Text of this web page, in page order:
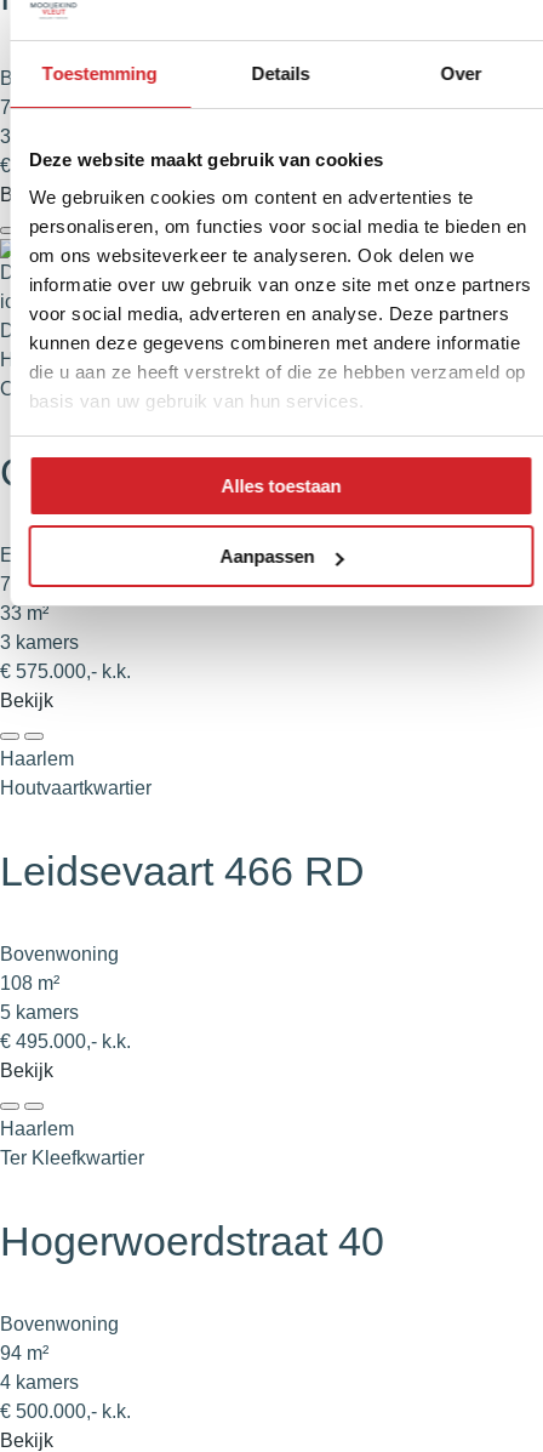
Toestemming Details Over
Deze website maakt gebruik van cookies
We gebruiken cookies om content en advertenties te
personaliseren, om functies voor social media te bieden en
om ons websiteverkeer te analyseren. Ook delen we
informatie over uw gebruik van onze site met onze partners
voor social media, adverteren en analyse. Deze partners
kunnen deze gegevens combineren met andere informatie
die u aan ze heeft verstrekt of die ze hebben verzameld op
basis van uw gebruik van hun services.
Alles toestaan
Aanpassen
Bovenwoning
71 m²
3 kamers
€ 549.000,- k.k.
Bekijk
Duurzaam
Haarlem
Oude Stad
Glasblazersstraat 4
Eengezinswoning
72 m²
33 m²
3 kamers
€ 575.000,- k.k.
Bekijk
Haarlem
Houtvaartkwartier
Leidsevaart 466 RD
Bovenwoning
108 m²
5 kamers
€ 495.000,- k.k.
Bekijk
Haarlem
Ter Kleefkwartier
Hogerwoerdstraat 40
Bovenwoning
94 m²
4 kamers
€ 500.000,- k.k.
Bekijk